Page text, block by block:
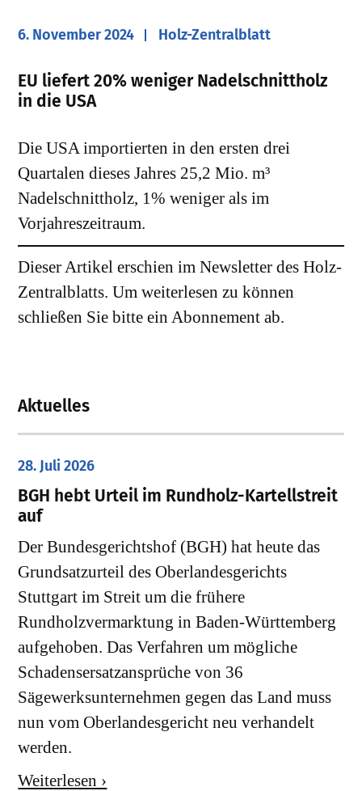
6. November 2024 Holz-Zentralblatt
EU liefert 20% weniger Nadelschnittholz
in die USA
Die USA importierten in den ersten drei
Quartalen dieses Jahres 25,2 Mio. m³
Nadelschnittholz, 1% weniger als im
Vorjahreszeitraum.
Dieser Artikel erschien im Newsletter des Holz-
Zentralblatts. Um weiterlesen zu können
schließen Sie bitte ein Abonnement ab.
Aktuelles
28. Juli 2026
​BGH hebt Urteil im Rundholz-Kartellstreit
auf
Der Bundesgerichtshof (BGH) hat heute das
Grundsatzurteil des Oberlandesgerichts
Stuttgart im Streit um die frühere
Rundholzvermarktung in Baden-Württemberg
aufgehoben. Das Verfahren um mögliche
Schadensersatzansprüche von 36
Sägewerksunternehmen gegen das Land muss
nun vom Oberlandesgericht neu verhandelt
werden.
Weiterlesen ›